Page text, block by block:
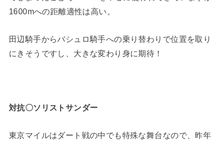
1600mへの距離適性は高い。
田辺騎手からバシュロ騎手への乗り替わりで位置を取り
にきそうですし、大きな変わり身に期待！
対抗〇ソリストサンダー
東京マイルはダート戦の中でも特殊な舞台なので、昨年